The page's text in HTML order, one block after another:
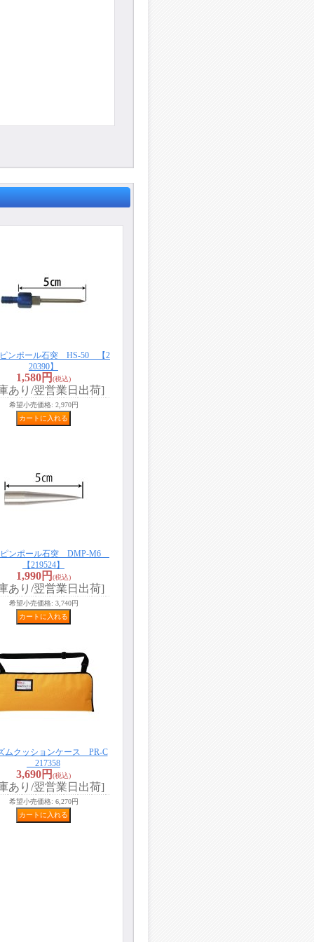
ンポール石突 HS-50 【2
20390】
1,580円 (税込)
あり/翌営業日出荷]
希望小売価格: 2,970円
ンポール石突 DMP-M6
【219524】
1,990円 (税込)
あり/翌営業日出荷]
希望小売価格: 3,740円
ムクッションケース PR-C
217358
3,690円 (税込)
あり/翌営業日出荷]
希望小売価格: 6,270円